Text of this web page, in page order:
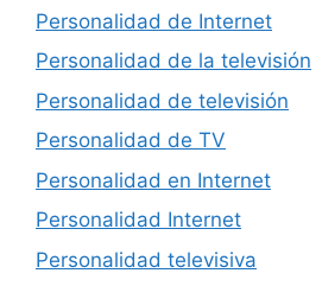
Personalidad de Internet
Personalidad de la televisión
Personalidad de televisión
Personalidad de TV
Personalidad en Internet
Personalidad Internet
Personalidad televisiva